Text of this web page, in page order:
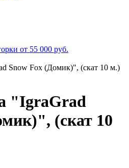
от 55 000 руб.
Snow Fox (Домик)", (скат 10 м.)
"IgraGrad
(скат 10